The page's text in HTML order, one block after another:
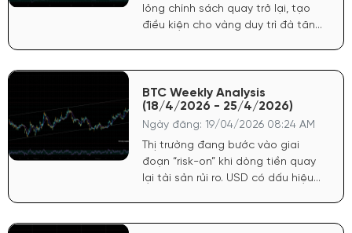
lỏng chính sách quay trở lại, tạo
điều kiện cho vàng duy trì đà tăng.
không làm giảm sức hút của vàng
do yếu tố phòng hộ vẫn còn.
BTC Weekly Analysis
(18/4/2026 - 25/4/2026)
Ngày đăng: 19/04/2026 08:24 AM
Thị trường đang bước vào giai
đoạn “risk-on” khi dòng tiền quay
lại tài sản rủi ro. USD có dấu hiệu